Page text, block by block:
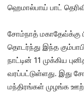
ஹெமால்பாய் பாட்
சோம்நாத் மகாதேவ்க்கு
தொடர்ந்து இந்த
நாட்டின் 11 முக்கிய
வரப்பட்டுள்ளது. இது
மந்திரங்கள் முழங்க